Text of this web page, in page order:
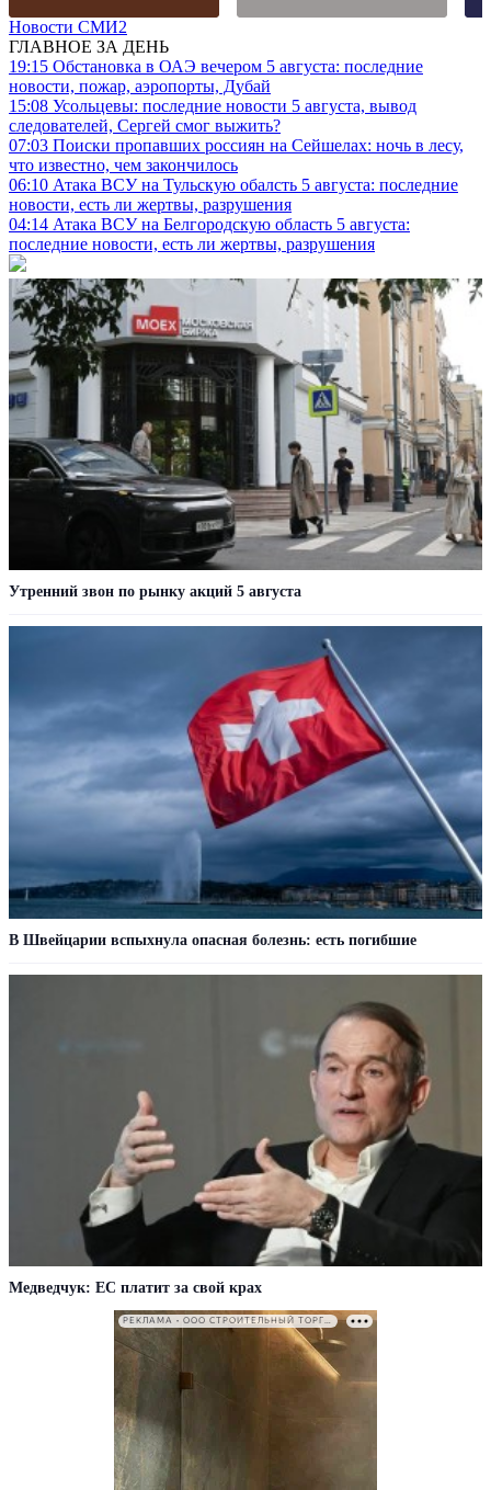
Новости СМИ2
ГЛАВНОЕ ЗА ДЕНЬ
19:15 Обстановка в ОАЭ вечером 5 августа: последние
новости, пожар, аэропорты, Дубай
15:08 Усольцевы: последние новости 5 августа, вывод
следователей, Сергей смог выжить?
07:03 Поиски пропавших россиян на Сейшелах: ночь в лесу,
что известно, чем закончилось
06:10 Атака ВСУ на Тульскую обалсть 5 августа: последние
новости, есть ли жертвы, разрушения
04:14 Атака ВСУ на Белгородскую область 5 августа:
последние новости, есть ли жертвы, разрушения
Утренний звон по рынку акций 5 августа
В Швейцарии вспыхнула опасная болезнь: есть погибшие
Медведчук: ЕС платит за свой крах
РЕКЛАМА • ООО СТРОИТЕЛЬНЫЙ ТОРГОВЫЙ ДОМ «ПЕТРОВИЧ». ИНН: 7802348846